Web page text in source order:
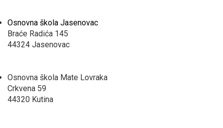
Osnovna škola Jasenovac
Braće Radića 145
44324 Jasenovac
Osnovna škola Mate Lovraka
Crkvena 59
44320 Kutina